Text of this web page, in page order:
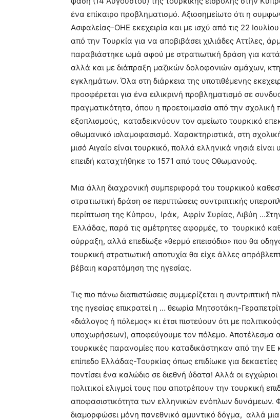
ένα επίκαιρο προβληματισμό. Αξιοσημείωτο ότι η
Ασφαλείας-ΟΗΕ εκεχειρία και με ισχύ από τις 22
από την Τουρκία για να αποβιβάσει χιλιάδες Αττίλες,
παραβιάστηκε ωμά αφού με στρατιωτική δράση για
αλλά και με διάπραξη μαζικών δολοφονιών αμάχων,
εγκλημάτων. Όλα στη διάρκεια της υποτιθέμενης
προσφέρεται για ένα ειλικρινή προβληματισμό σε
πραγματικότητα, όπου η προετοιμασία από την σχολική
εξοπλισμούς, καταδεικνύουν τον αμείωτο τουρκικό
οθωμανικό ισλαμοφασισμό. Χαρακτηριστικά, στη
μισό Αιγαίο είναι τουρκικό, πολλά ελληνικά νησιά
επειδή καταχτήθηκε το 1571 από τους Οθωμανούς.
Μια άλλη διαχρονική συμπεριφορά του τουρκικού
στρατιωτική δράση σε περιπτώσεις συντριπτικής
περίπτωση της Κύπρου, Ιράκ, Αφρίν Συρίας, Λιβύη
Ελλάδας, παρά τις αμέτρητες αφορμές, το τουρκικό
σύρραξη, αλλά επεδίωξε «θερμό επεισόδιο» που θα
τουρκική στρατιωτική αποτυχία θα είχε άλλες
βέβαιη καρατόμηση της ηγεσίας.
Τις πιο πάνω διαπιστώσεις συμμερίζεται η συντριπτική
της ηγεσίας επικρατεί η … θεωρία Μητσοτάκη-
«διάλογος ή πόλεμος» κι έτσι πιστεύουν ότι με
υποχωρήσεων), αποφεύγουμε τον πόλεμο. Αποτέλεσμα
τουρκικές παρανομίες που καταδικάστηκαν από την ΕΕ
επίπεδο Ελλάδας-Τουρκίας όπως επιδίωκε για
ποντίσει ένα καλώδιο σε διεθνή ύδατα! Αλλά οι
πολιτικοί ελιγμοί τους που αποτρέπουν την τουρκική
αποφασιστικότητα των ελληνικών ενόπλων δυνάμεων.
διαμορφώσει μόνη πανεθνικό αμυντικό δόγμα, αλλά